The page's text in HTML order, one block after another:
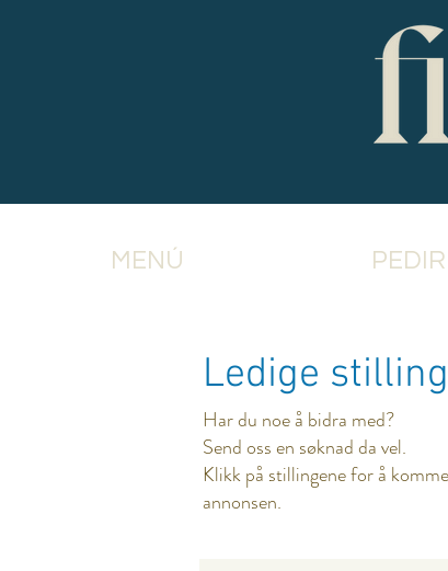
MENÚ
Ledige
Har du noe å bidra med?
Send oss en søknad da vel.
Klikk på stillingene for å
annonsen.